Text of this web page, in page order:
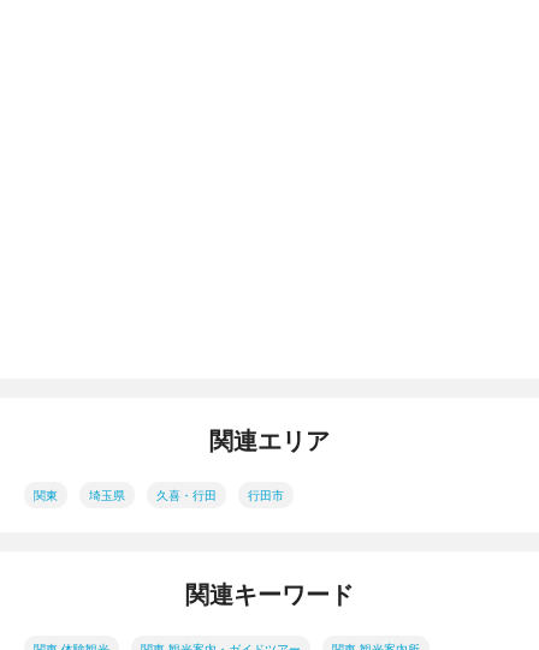
関連エリア
関東 埼玉県 久喜・行田 行田市
関連キーワード